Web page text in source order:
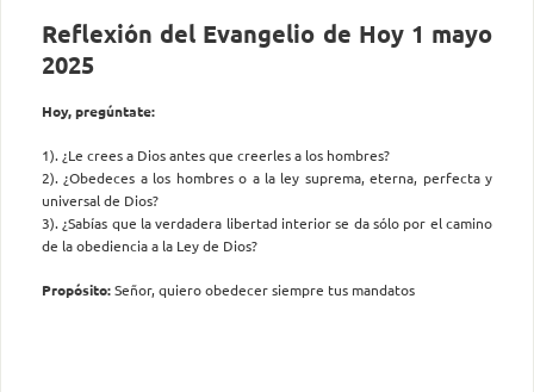
Reflexión del Evangelio de Hoy 1 mayo
2025
Hoy, pregúntate:
1). ¿Le crees a Dios antes que creerles a los hombres?
2). ¿Obedeces a los hombres o a la ley suprema, eterna, perfecta y
universal de Dios?
3). ¿Sabías que la verdadera libertad interior se da sólo por el camino
de la obediencia a la Ley de Dios?
Propósito:Señor, quiero obedecer siempre tus mandatos